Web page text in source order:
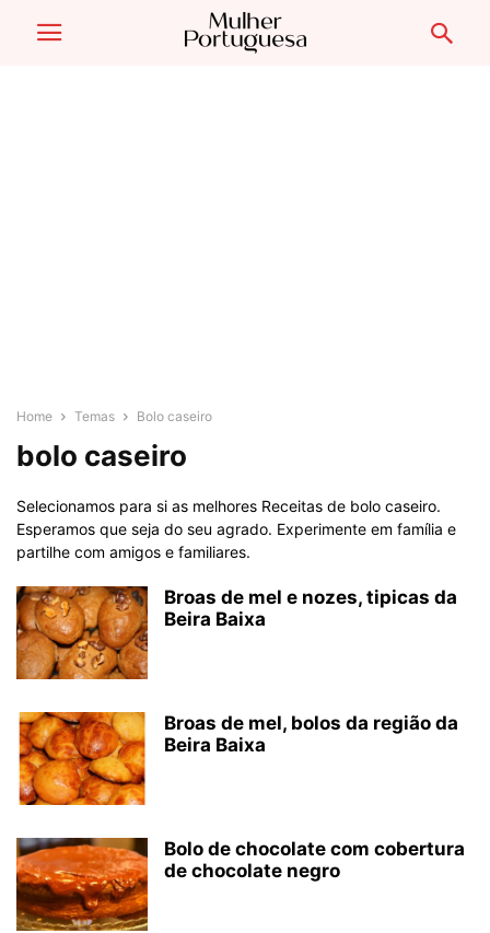
Home Temas Bolo caseiro
bolo caseiro
Selecionamos para si as melhores Receitas de bolo caseiro.
Esperamos que seja do seu agrado. Experimente em família e
partilhe com amigos e familiares.
Broas de mel e nozes, tipicas da
Beira Baixa
Broas de mel, bolos da região da
Beira Baixa
Bolo de chocolate com cobertura
de chocolate negro